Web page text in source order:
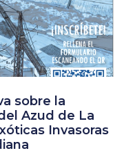
sobre la
Azud de La
Invasoras